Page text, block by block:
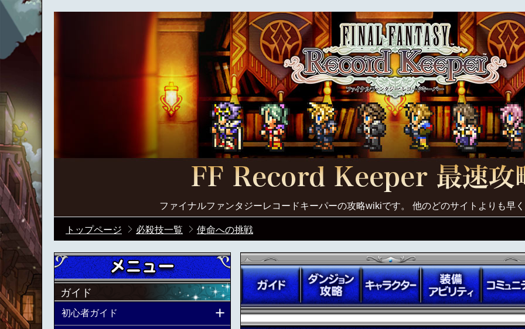
ファイナルファンタジーレコードキーパーの攻略wikiです。 他のどのサイトよりも早
トップページ 必殺技一覧 使命への挑戦
ガイド
初心者ガイド